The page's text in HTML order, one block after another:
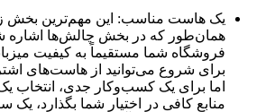
یک هاست مناسب: این مهم‌ترین
همان‌طور که در بخش چالش‌ها اشاره
فروشگاه شما مستقیماً به کیفیت
برای شروع می‌توانید از هاست‌های
اما برای یک کسب‌وکار جدی، انتخاب
منابع کافی در اختیار شما بگذارد، یک